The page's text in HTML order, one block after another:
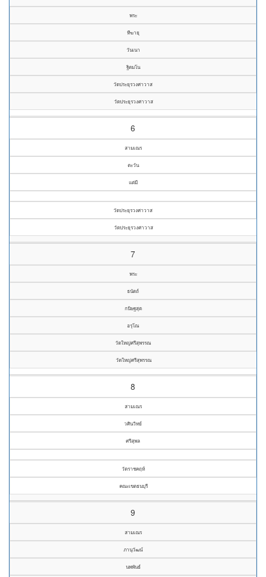
พระ
ทีฆายุ
วันเนา
ฐิตมโน
วัดประยุรวงศาวาส
วัดประยุรวงศาวาส
6
สามเณร
ตะวัน
แต่มี
วัดประยุรวงศาวาส
วัดประยุรวงศาวาส
7
พระ
ธนัตถ์
กนิษฐสุต
อรุโณ
วัดใหญ่ศรีสุพรรณ
วัดใหญ่ศรีสุพรรณ
8
สามเณร
วศินวิทย์
ศรีสุพล
วัดราชคฤห์
คณะเขตธนบุรี
9
สามเณร
ภานุวัฒน์
นพพันธ์